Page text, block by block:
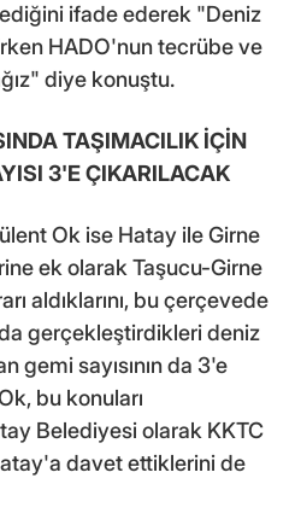
ifade ederek "Deniz
HADO'nun tecrübe ve
diye konuştu.
TAŞIMACILIK İÇİN
3'E ÇIKARILACAK
Ok ise Hatay ile Girne
ek olarak Taşucu-Girne
aldıklarını, bu çerçevede
gerçekleştirdikleri deniz
gemi sayısının da 3'e
bu konuları
Belediyesi olarak KKTC
davet ettiklerini de